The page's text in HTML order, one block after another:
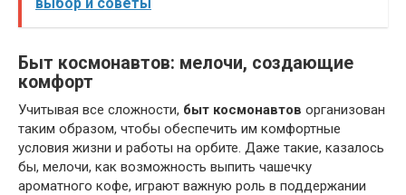
Быт космонавтов: мелочи, создающие
комфорт
Учитывая все сложности, быт космонавтов организован
таким образом, чтобы обеспечить им комфортные
условия жизни и работы на орбите. Даже такие, казалось
бы, мелочи, как возможность выпить чашечку
ароматного кофе, играют важную роль в поддержании